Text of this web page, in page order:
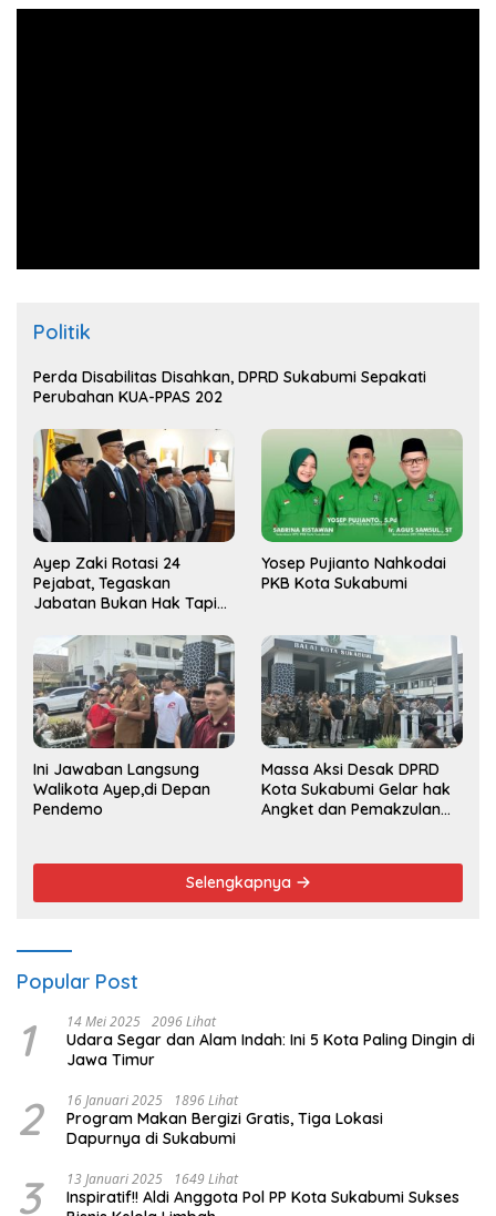
Politik
Perda Disabilitas Disahkan, DPRD Sukabumi Sepakati
Perubahan KUA-PPAS 202
Ayep Zaki Rotasi 24
Pejabat, Tegaskan
Jabatan Bukan Hak Tapi
Yosep Pujianto Nahkodai
PKB Kota Sukabumi
Ini Jawaban Langsung
Walikota Ayep,di Depan
Pendemo
Massa Aksi Desak DPRD
Kota Sukabumi Gelar hak
Angket dan Pemakzulan
Selengkapnya
Popular Post
1 14 Mei 2025 2096 Lihat
Udara Segar dan Alam Indah: Ini 5 Kota Paling Dingin di
Jawa Timur
2 16 Januari 2025 1896 Lihat
Program Makan Bergizi Gratis, Tiga Lokasi
Dapurnya di Sukabumi
3 13 Januari 2025 1649 Lihat
Inspiratif!! Aldi Anggota Pol PP Kota Sukabumi Sukses